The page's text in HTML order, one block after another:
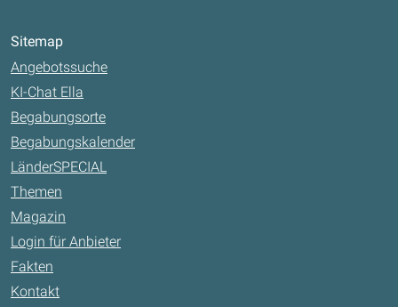
Sitemap
Angebotssuche
KI-Chat Ella
Begabungsorte
Begabungskalender
LänderSPECIAL
Themen
Magazin
Login für Anbieter
Fakten
Kontakt